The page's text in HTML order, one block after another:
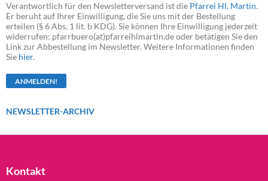
Verantwortlich für den Newsletterversand ist die Pfarrei Hl. Martin.
Er beruht auf Ihrer Einwilligung, die Sie uns mit der Bestellung
erteilen (§ 6 Abs. 1 lit. b KDG). Sie können Ihre Einwilligung jederzeit
widerrufen: pfarrbuero(at)pfarreihlmartin.de oder betätigen Sie den
Link zur Abbestellung im Newsletter. Weitere Informationen finden
Sie hier.
NEWSLETTER-ARCHIV
Kontakt